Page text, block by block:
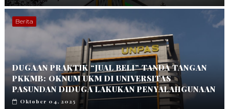
Berita
DUGAAN PRAKTIK “JUAL BELI” TANDA TANGAN
PKKMB: OKNUM UKM DI UNIVERSITAS
PASUNDAN DIDUGA LAKUKAN PENYALAHGUNAAN
Oktober 04, 2025